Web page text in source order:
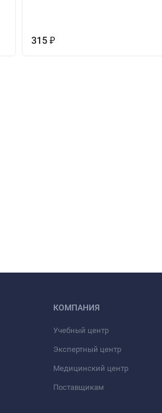
315₽
КОМПАНИЯ
Учебный центр
Экспертный центр
Медицинский центр
Поставщикам